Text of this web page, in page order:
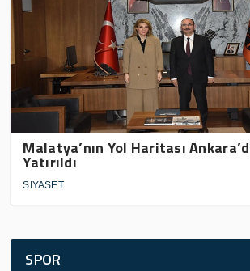
Malatya’nın Yol Haritası
Yatırıldı
SİYASET
SPOR